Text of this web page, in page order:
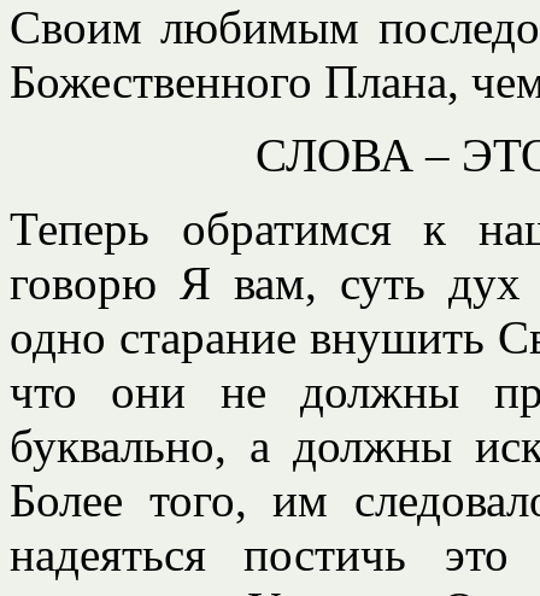
Своим любимым
Божественного Плана,
СЛОВА –
Теперь обратимся к
говорю Я вам, суть
одно старание внушить
что они не должны
буквально, а должны
Более того, им
надеяться постичь